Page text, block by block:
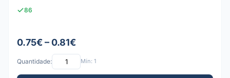
86
0.75€ – 0.81€
Quantidade: Mín: 1